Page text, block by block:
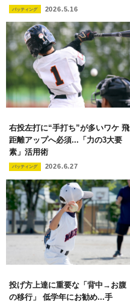
バッティング 2026.5.16
右投左打に“手打ち”が多いワケ 飛
距離アップへ必須...「力の3大要
素」活用術
バッティング 2026.6.27
投げ方上達に重要な「背中→お腹
の移行」 低学年にお勧め...手